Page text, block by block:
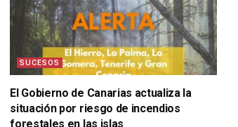
SUCESOS
El Gobierno de Canarias actualiza la
situación por riesgo de incendios
forestales en las islas